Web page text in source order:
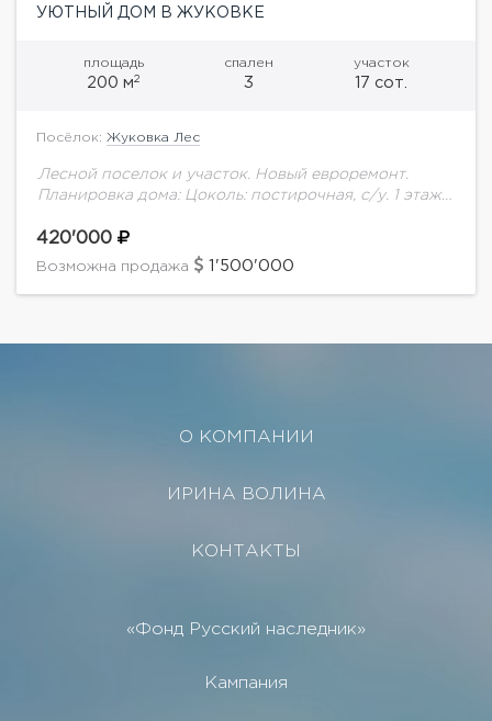
УЮТНЫЙ ДОМ В ЖУКОВКЕ
площадь
200 м2
спален
3
участок
17 сот.
Посёлок: Жуковка Лес
Лесной поселок и участок. Новый евроремонт.
Планировка дома: Цоколь: постирочная, с/у. 1 этаж:
столовая, спальня с с/у. и гардеробной, с/у. 2 этаж:...
420'000
Возможна продажа 1'500'000
О КОМПАНИИ
ИРИНА ВОЛИНА
КОНТАКТЫ
«Фонд Русский наследник»
Кампания